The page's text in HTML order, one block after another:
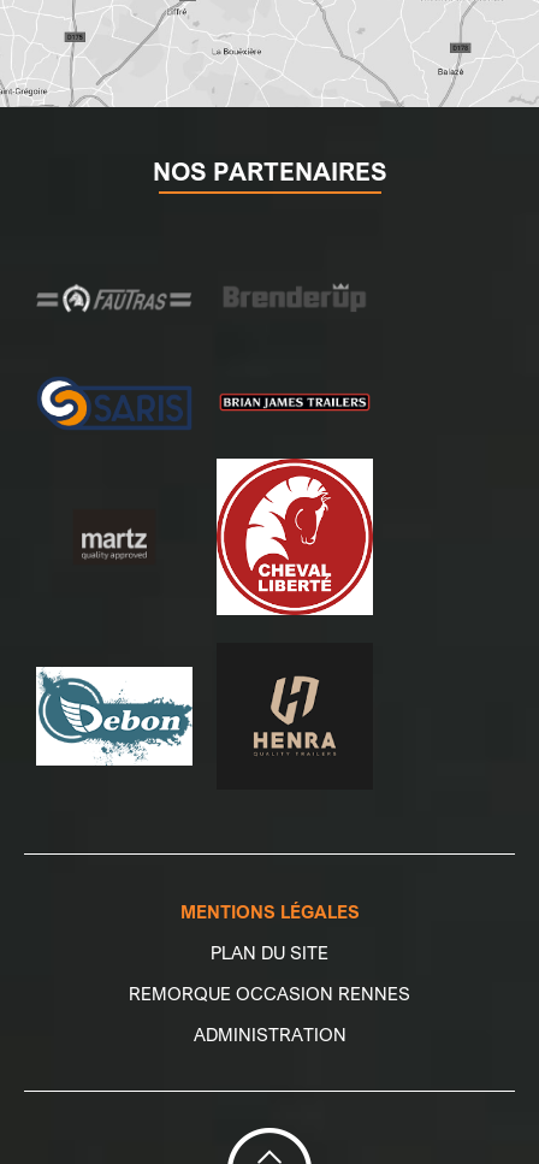
NOS PARTENAIRES
MENTIONS LÉGALES
PLAN DU SITE
REMORQUE OCCASION RENNES
ADMINISTRATION